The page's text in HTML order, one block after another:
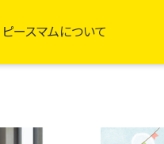
ピースマムについて